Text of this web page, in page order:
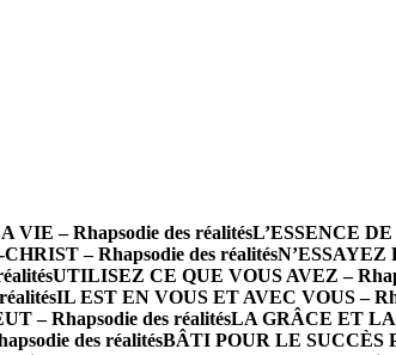
– Rhapsodie des réalitésL’ESSENCE
– Rhapsodie des réalitésN’ESSAYEZ
UTILISEZ CE QUE VOUS AVEZ –
IL EST EN VOUS ET AVEC VOUS –
– Rhapsodie des réalitésLA GRÂCE ET LA
des réalitésBÂTI POUR LE SUCCÈS